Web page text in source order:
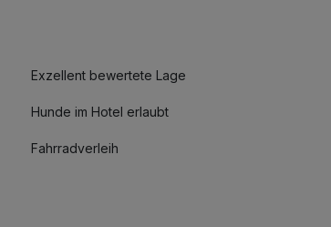
Exzellent bewertete Lage
Hunde im Hotel erlaubt
Fahrradverleih